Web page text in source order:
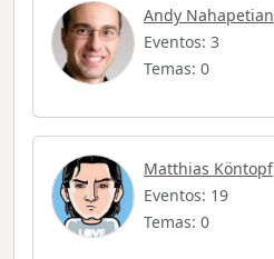
Andy Nahapetian
Eventos: 3
Temas: 0
Matthias Köntopf
Eventos: 19
Temas: 0